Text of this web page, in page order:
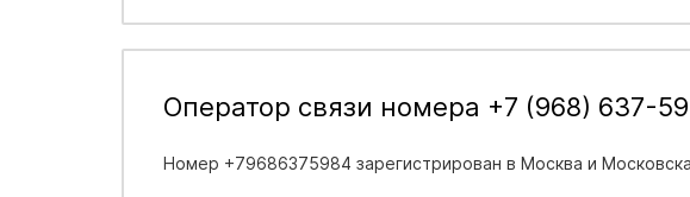
Оператор связи номера +7 (968) 637-
Номер +79686375984 зарегистрирован в Москва и